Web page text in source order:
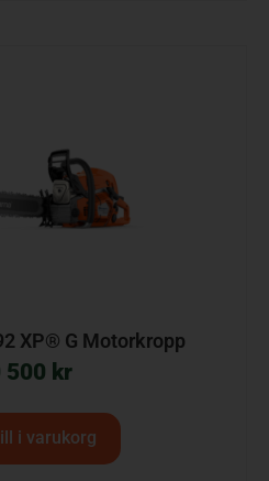
XP® G Motorkropp
500 kr
i varukorg